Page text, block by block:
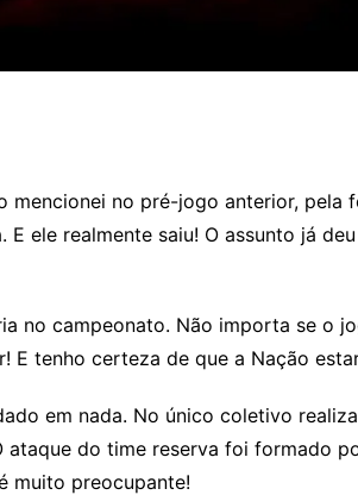
mencionei no pré-jogo anterior, pela
ele realmente saiu! O assunto já
no campeonato. Não importa se o
E tenho certeza de que a Nação
em nada. No único coletivo
do time reserva foi formado
muito preocupante!